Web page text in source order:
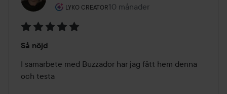
LYKO CREATOR
Användarens roll: Lyko Creator.
10 månader
Inlägget skapades 10 månader
5
av
5
Så nöjd
I samarbete med Buzzador har jag fått hem denna
och testa